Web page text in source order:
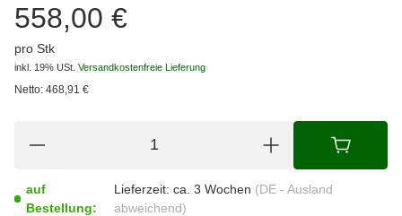
558,00 €
pro Stk
inkl. 19% USt. Versandkostenfreie Lieferung
Netto: 468,91 €
auf
Bestellung:
Lieferzeit: ca. 3 Wochen (DE - Ausland
abweichend)